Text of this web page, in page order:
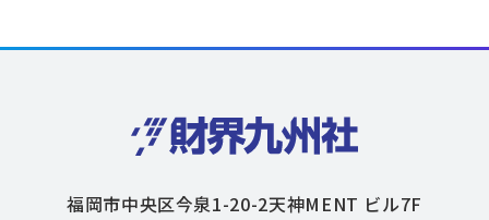
福岡市中央区今泉1-20-2天神MENT ビル7F